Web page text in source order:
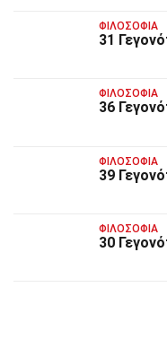
ΦΙΛΟΣΟΦΊΑ
31
ΦΙΛΟΣΟΦΊΑ
36
ΦΙΛΟΣΟΦΊΑ
39
ΦΙΛΟΣΟΦΊΑ
30